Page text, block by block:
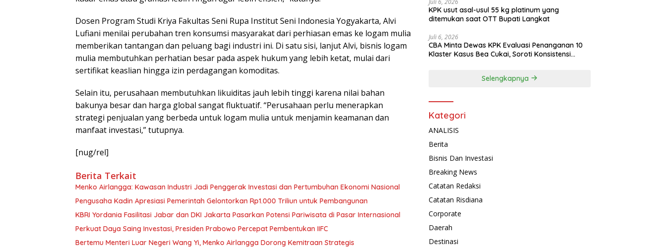
Dosen Program Studi Kriya Fakultas Seni Rupa Institut Seni Indonesia Yogyakarta, Alvi
Lufiani menilai perubahan tren konsumsi masyarakat dari perhiasan emas ke logam mulia
memberikan tantangan dan peluang bagi industri ini. Di satu sisi, lanjut Alvi, bisnis logam
mulia membutuhkan perhatian besar pada aspek hukum yang lebih ketat, mulai dari
sertifikat keaslian hingga izin perdagangan komoditas.
Selain itu, perusahaan membutuhkan likuiditas jauh lebih tinggi karena nilai bahan
bakunya besar dan harga global sangat fluktuatif. “Perusahaan perlu menerapkan
strategi penjualan yang berbeda untuk logam mulia untuk menjamin keamanan dan
manfaat investasi,” tutupnya.
[nug/rel]
Berita Terkait
Menko Airlangga: Kawasan Industri Jadi Penggerak Investasi dan Pertumbuhan Ekonomi Nasional
Pengusaha Kadin Apresiasi Pemerintah Gelontorkan Rp1.000 Triliun untuk Pembangunan
KBRI Yordania Fasilitasi Jabar dan DKI Jakarta Pasarkan Potensi Pariwisata di Pasar Internasional
Perkuat Daya Saing Investasi, Presiden Prabowo Percepat Pembentukan IIFC
Bertemu Menteri Luar Negeri Wang Yi, Menko Airlangga Dorong Kemitraan Strategis
KPK usut asal-usul 55 kg platinum yang
ditemukan saat OTT Bupati Langkat
Juli 6, 2026
CBA Minta Dewas KPK Evaluasi Penanganan 10
Klaster Kasus Bea Cukai, Soroti Konsistensi
Selengkapnya
Kategori
ANALISIS
Berita
Bisnis Dan Investasi
Breaking News
Catatan Redaksi
Catatan Risdiana
Corporate
Daerah
Destinasi